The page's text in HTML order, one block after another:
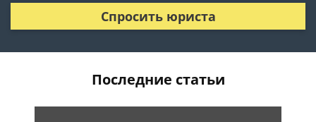
Спросить юриста
Последние статьи